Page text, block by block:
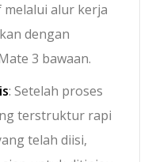
alur kerja
dengan
3 bawaan.
: Setelah proses
terstruktur rapi
telah diisi,